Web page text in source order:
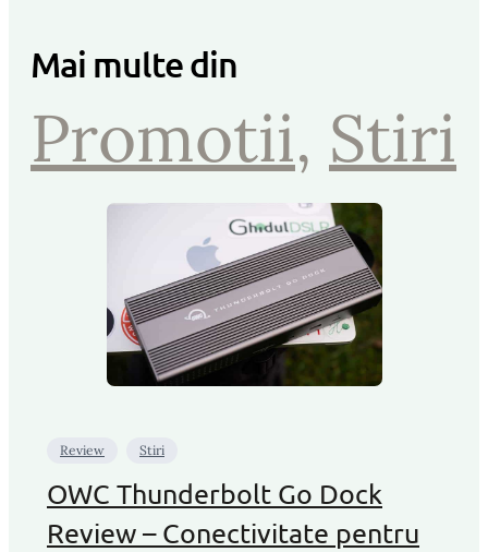
Mai multe din
Promotii, Stiri
Review Stiri
OWC Thunderbolt Go Dock
Review – Conectivitate pentru